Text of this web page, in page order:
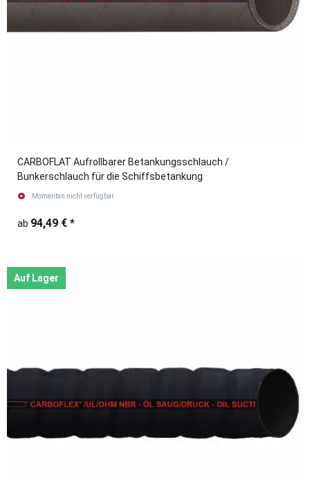
CARBOFLAT Aufrollbarer Betankungsschlauch /
Bunkerschlauch für die Schiffsbetankung
Momentan nicht verfügbar
ab 94,49 € *
Auf Lager